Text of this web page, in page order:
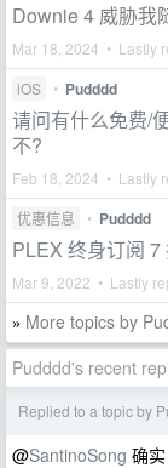
Downie 4 威胁我
Mar 18, 2024 • Lastly
iOS • Pudddd
请问有什么免费/
不?
Feb 18, 2024 • Lastly
优惠信息 • Pudddd
PLEX 终身订阅 7
Mar 9, 2022 • Lastly
» More topics by
Pudddd's recent
Replied to a topic by
@SantinoSong 确